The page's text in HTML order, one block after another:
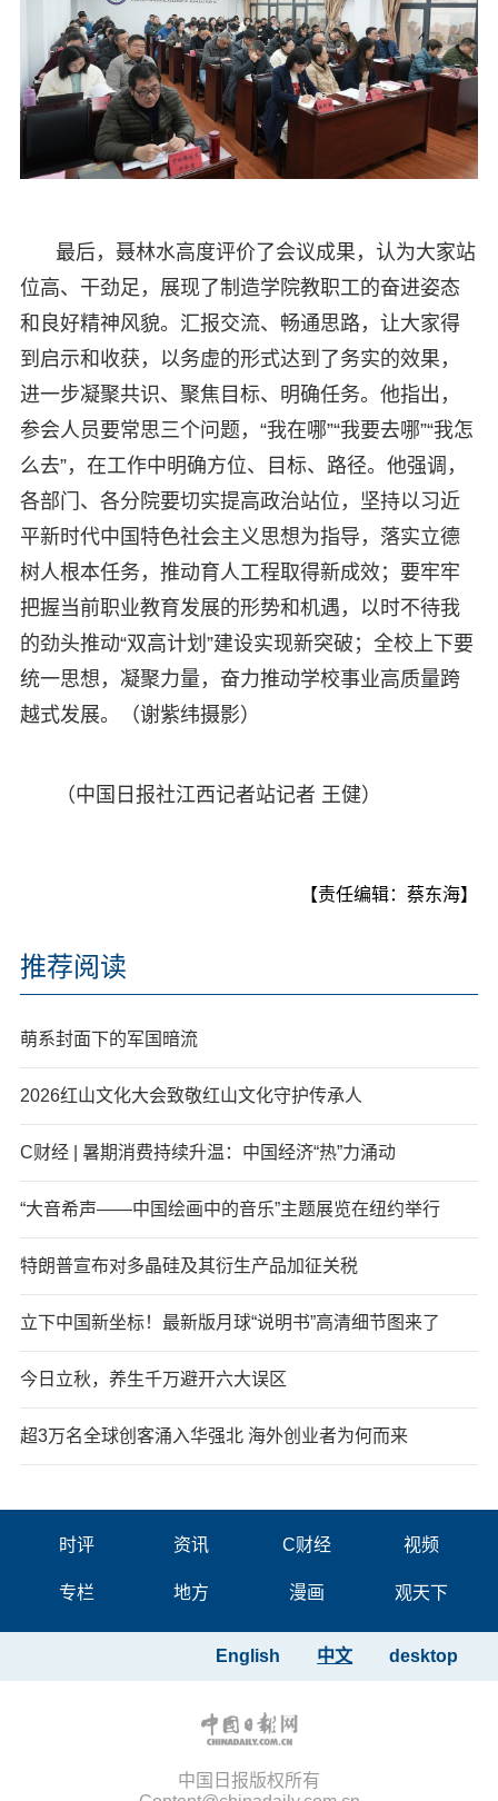
最后，聂林水高度评价了会议成果，认为大家站
位高、干劲足，展现了制造学院教职工的奋进姿态
和良好精神风貌。汇报交流、畅通思路，让大家得
到启示和收获，以务虚的形式达到了务实的效果，
进一步凝聚共识、聚焦目标、明确任务。他指出，
参会人员要常思三个问题，“我在哪”“我要去哪”“我怎
么去”，在工作中明确方位、目标、路径。他强调，
各部门、各分院要切实提高政治站位，坚持以习近
平新时代中国特色社会主义思想为指导，落实立德
树人根本任务，推动育人工程取得新成效；要牢牢
把握当前职业教育发展的形势和机遇，以时不待我
的劲头推动“双高计划”建设实现新突破；全校上下要
统一思想，凝聚力量，奋力推动学校事业高质量跨
越式发展。（谢紫纬摄影）
（中国日报社江西记者站记者 王健）
【责任编辑：蔡东海】
推荐阅读
萌系封面下的军国暗流
2026红山文化大会致敬红山文化守护传承人
C财经 | 暑期消费持续升温：中国经济“热”力涌动
“大音希声——中国绘画中的音乐”主题展览在纽约举行
特朗普宣布对多晶硅及其衍生产品加征关税
立下中国新坐标！最新版月球“说明书”高清细节图来了
今日立秋，养生千万避开六大误区
超3万名全球创客涌入华强北 海外创业者为何而来
时评 资讯 C财经 视频
专栏 地方 漫画 观天下
desktop
中文
English
中国日报版权所有